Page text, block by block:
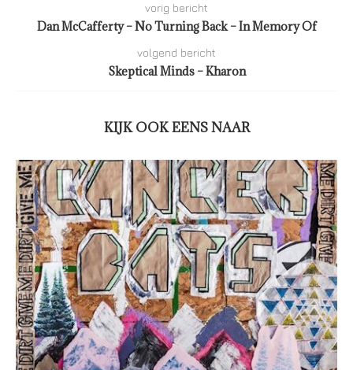
vorig bericht
Dan McCafferty – No Turning Back – In Memory Of
volgend bericht
Skeptical Minds – Kharon
KIJK OOK EENS NAAR